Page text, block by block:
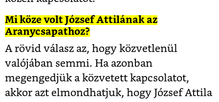
Mi köze volt József Attilának az
Aranycsapathoz?
A rövid válasz az, hogy közvetlenül
valójában semmi. Ha azonban
megengedjük a közvetett kapcsolatot,
akkor azt elmondhatjuk, hogy József Attila